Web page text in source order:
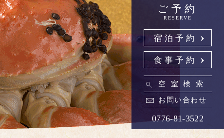
ご予約
RESERVE
宿泊予約
食事予約
空室検索
お問い合わせ
0776-81-3522